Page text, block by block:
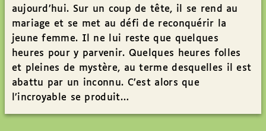
aujourd’hui. Sur un coup de tête, il se rend au
mariage et se met au défi de reconquérir la
jeune femme. Il ne lui reste que quelques
heures pour y parvenir. Quelques heures folles
et pleines de mystère, au terme desquelles il est
abattu par un inconnu. C’est alors que
l’incroyable se produit…